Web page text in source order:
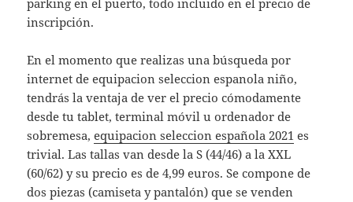
parking en el puerto, todo incluido en el precio de
inscripción.
En el momento que realizas una búsqueda por
internet de equipacion seleccion espanola niño,
tendrás la ventaja de ver el precio cómodamente
desde tu tablet, terminal móvil u ordenador de
sobremesa,equipacion seleccion española 2021 es
trivial. Las tallas van desde la S (44/46) a la XXL
(60/62) y su precio es de 4,99 euros. Se compone de
dos piezas (camiseta y pantalón) que se venden